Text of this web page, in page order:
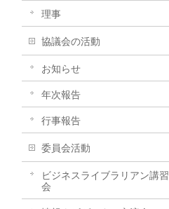
理事
協議会の活動
お知らせ
年次報告
行事報告
委員会活動
ビジネスライブラリアン講習
会